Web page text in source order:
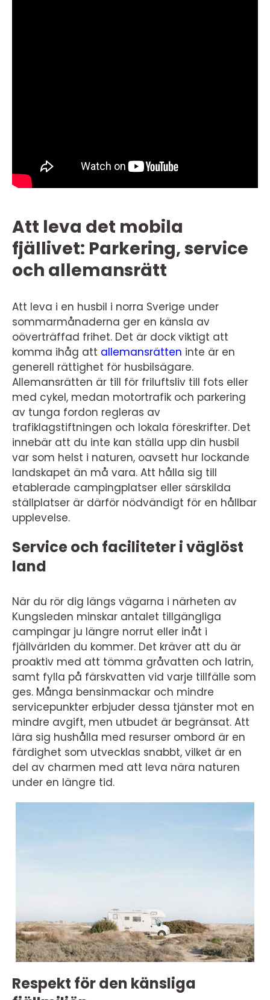
Att leva det mobila
fjällivet: Parkering, service
och allemansrätt
Att leva i en husbil i norra Sverige under
sommarmånaderna ger en känsla av
oöverträffad frihet. Det är dock viktigt att
komma ihåg att allemansrätten inte är en
generell rättighet för husbilsägare.
Allemansrätten är till för friluftsliv till fots eller
med cykel, medan motortrafik och parkering
av tunga fordon regleras av
trafiklagstiftningen och lokala föreskrifter. Det
innebär att du inte kan ställa upp din husbil
var som helst i naturen, oavsett hur lockande
landskapet än må vara. Att hålla sig till
etablerade campingplatser eller särskilda
ställplatser är därför nödvändigt för en hållbar
upplevelse.
Service och faciliteter i väglöst
land
När du rör dig längs vägarna i närheten av
Kungsleden minskar antalet tillgängliga
campingar ju längre norrut eller inåt i
fjällvärlden du kommer. Det kräver att du är
proaktiv med att tömma gråvatten och latrin,
samt fylla på färskvatten vid varje tillfälle som
ges. Många bensinmackar och mindre
servicepunkter erbjuder dessa tjänster mot en
mindre avgift, men utbudet är begränsat. Att
lära sig hushålla med resurser ombord är en
färdighet som utvecklas snabbt, vilket är en
del av charmen med att leva nära naturen
under en längre tid.
Respekt för den känsliga